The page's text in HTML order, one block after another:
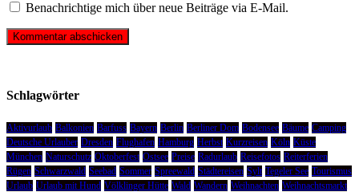
Benachrichtige mich über neue Beiträge via E-Mail.
Schlagwörter
Aktivurlaub Balkonien Barfuss Bayern Berlin Berliner Dom Bodensee Bäume Camping
Deutsche Urlauber Dresden Flughafen Hamburg Herbst Kurzreisen Köln Küste
München Naturschutz Oktoberfest Ostsee Preise Radurlaub Reisefotos Reiterferien
Rügen Schwarzwald Seebad Sommer Spreewald Städtereisen Sylt Tegeler See Tourismus
Urlaub Urlaub mit Hund Völklinger Hütte Wald Wandern Weihnachten Weihnachtsmarkt